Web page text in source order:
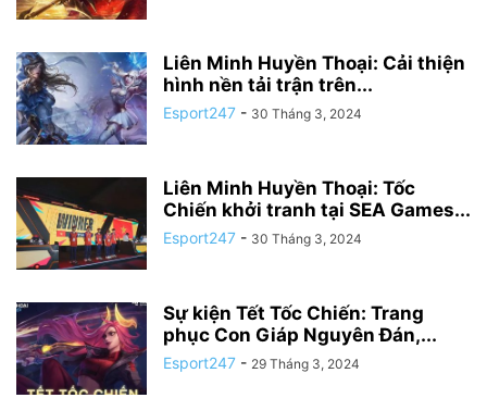
Liên Minh Huyền Thoại: Cải thiện
hình nền tải trận trên...
Esport247 - 30 Tháng 3, 2024
Liên Minh Huyền Thoại: Tốc
Chiến khởi tranh tại SEA Games...
Esport247 - 30 Tháng 3, 2024
Sự kiện Tết Tốc Chiến: Trang
phục Con Giáp Nguyên Đán,...
Esport247 - 29 Tháng 3, 2024